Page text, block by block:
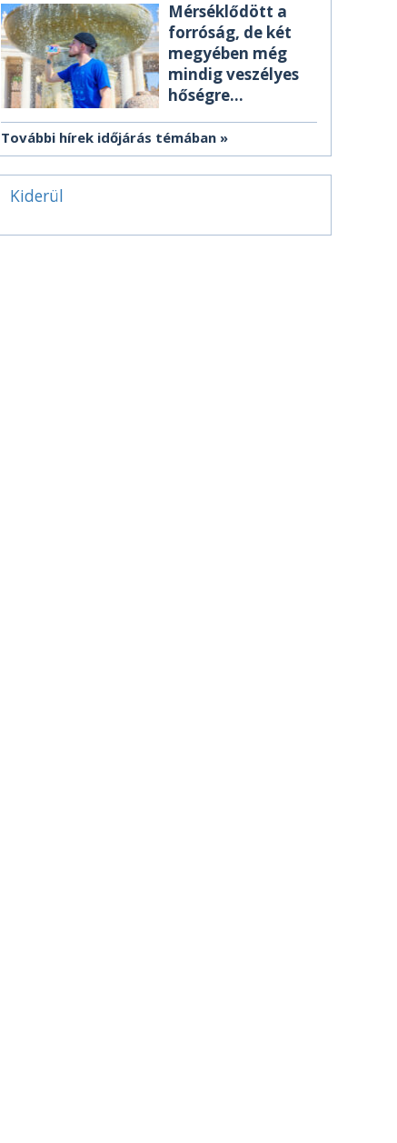
Mérséklődött a
forróság, de két
megyében még
mindig veszélyes
hőségre
További hírek időjárás témában
Kiderül